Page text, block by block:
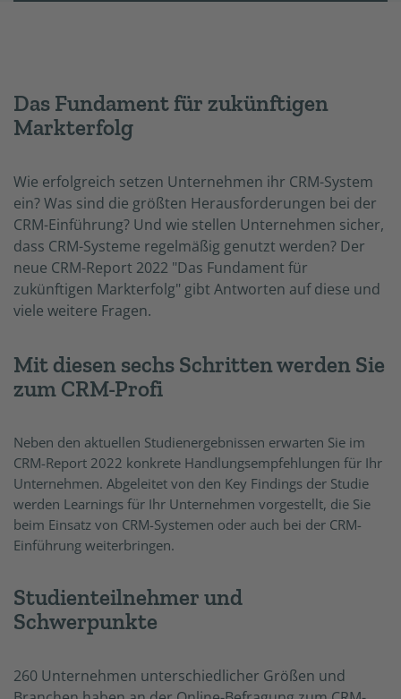
Das Fundament für zukünftigen
Markterfolg
Wie erfolgreich setzen Unternehmen ihr CRM-System
ein? Was sind die größten Herausforderungen bei der
CRM-Einführung? Und wie stellen Unternehmen sicher,
dass CRM-Systeme regelmäßig genutzt werden? Der
neue CRM-Report 2022 "Das Fundament für
zukünftigen Markterfolg" gibt Antworten auf diese und
viele weitere Fragen.
Mit diesen sechs Schritten werden Sie
zum CRM-Profi
Neben den aktuellen Studienergebnissen erwarten Sie im
CRM-Report 2022 konkrete Handlungsempfehlungen für Ihr
Unternehmen. Abgeleitet von den Key Findings der Studie
werden Learnings für Ihr Unternehmen vorgestellt, die Sie
beim Einsatz von CRM-Systemen oder auch bei der CRM-
Einführung weiterbringen.
Studienteilnehmer und
Schwerpunkte
260 Unternehmen unterschiedlicher Größen und